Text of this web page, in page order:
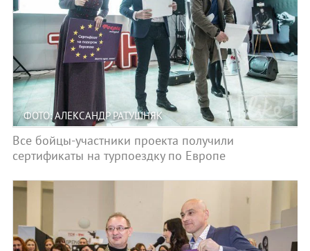
ФОТО: АЛЕКСАНДР РАТУШНЯК
Все бойцы-участники проекта получили
сертификаты на турпоездку по Европе